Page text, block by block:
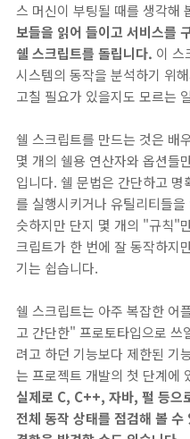
스 머신이 부팅될 때를 생각해
보들을 읽어 들이고 서비스를
쉘 스크립트를 돌립니다. 이 스
시스템의 동작을 분석하기 위
고칠 필요가 있을지도 모르는
쉘 스크립트를 만드는 것은 배
몇 개의 쉘용 연산자와 옵션들
입니다. 쉘 문법은 간단하고
를 실행시키거나 유틸리티들
슷하지만 단지 몇 개의 "규칙"
크립트가 한 번에 잘 동작하지
기는 쉽습니다.
쉘 스크립트는 아주 복잡한 어
고 간단한" 프로토타입으로 쓰
려고 하던 기능보다 제한된 기
는 프로젝트 개발의 첫 단계에
실제로 C, C++, 자바, 펄 등으
전체 동작 상태를 점검해 볼